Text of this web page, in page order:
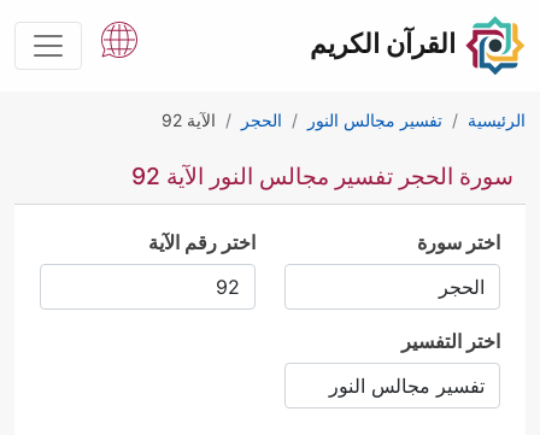
القرآن الكريم
الرئيسية تفسير مجالس النور الحجر الآية 92
سورة الحجر تفسير مجالس النور الآية 92
اختر سورة اختر رقم الآية
اختر التفسير